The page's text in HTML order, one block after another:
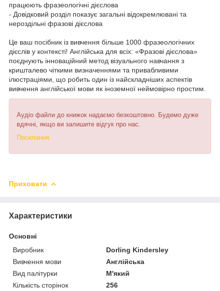
працюють фразеологічні дієслова
- Довідковий розділ показує загальні відокремлювані та
нероздільні фразові дієслова
Це ваш посібник із вивчення більше 1000 фразеологічних
дієслів у контексті! Англійська для всіх: «Фразові дієслова»
поєднують інноваційний метод візуального навчання з
кришталево чіткими визначеннями та привабливими
ілюстраціями, що робить один із найскладніших аспектів
вивчення англійської мови як іноземної неймовірно простим.
Аудіо файли до книжок надаємо безкоштовно. Будемо дуже
вдячні, якщо ви залишите відгук про нас.
Посилання
Приховати
Характеристики
Основні
Виробник
Dorling Kindersley
Вивчення мови
Англійська
Вид палітурки
М'який
Кількість сторінок
256